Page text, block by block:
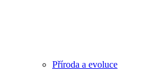
Příroda a evoluce